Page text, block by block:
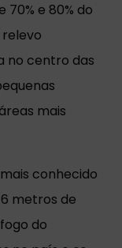
70% e 80% do
no centro das
mais
conhecido
metros de
do